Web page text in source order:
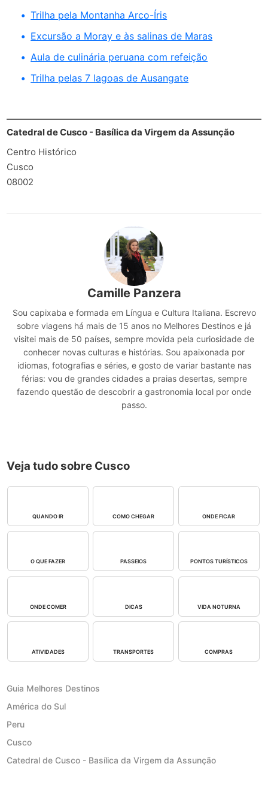
Trilha pela Montanha Arco-Íris
Excursão a Moray e às salinas de Maras
Aula de culinária peruana com refeição
Trilha pelas 7 lagoas de Ausangate
Catedral de Cusco - Basílica da Virgem da Assunção
Centro Histórico
Cusco
08002
Camille Panzera
Sou capixaba e formada em Língua e Cultura Italiana. Escrevo
sobre viagens há mais de 15 anos no Melhores Destinos e já
visitei mais de 50 países, sempre movida pela curiosidade de
conhecer novas culturas e histórias. Sou apaixonada por
idiomas, fotografias e séries, e gosto de variar bastante nas
férias: vou de grandes cidades a praias desertas, sempre
fazendo questão de descobrir a gastronomia local por onde
passo.
Veja tudo sobre Cusco
QUANDO IR COMO CHEGAR ONDE FICAR
O QUE FAZER PASSEIOS PONTOS TURÍSTICOS
ONDE COMER DICAS VIDA NOTURNA
ATIVIDADES TRANSPORTES COMPRAS
Guia Melhores Destinos
América do Sul
Peru
Cusco
Catedral de Cusco - Basílica da Virgem da Assunção